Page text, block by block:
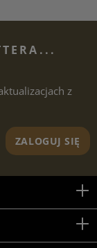
z
biuletynu
ZALOGUJ SIĘ